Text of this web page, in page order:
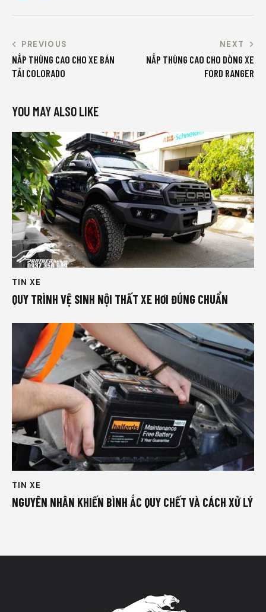
PREVIOUS
NẮP THÙNG CAO CHO XE BÁN
TẢI COLORADO
NEXT
NẮP THÙNG CAO CHO DÒNG XE
FORD RANGER
YOU MAY ALSO LIKE
TIN XE
QUY TRÌNH VỆ SINH NỘI THẤT XE HƠI ĐÚNG CHUẨN
TIN XE
NGUYÊN NHÂN KHIẾN BÌNH ẮC QUY CHẾT VÀ CÁCH XỬ LÝ